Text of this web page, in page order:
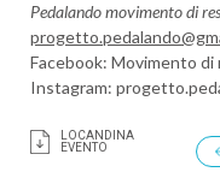
Pedalando movimento di
Facebook: Movimento di
Instagram:
LOCANDINA
EVENTO